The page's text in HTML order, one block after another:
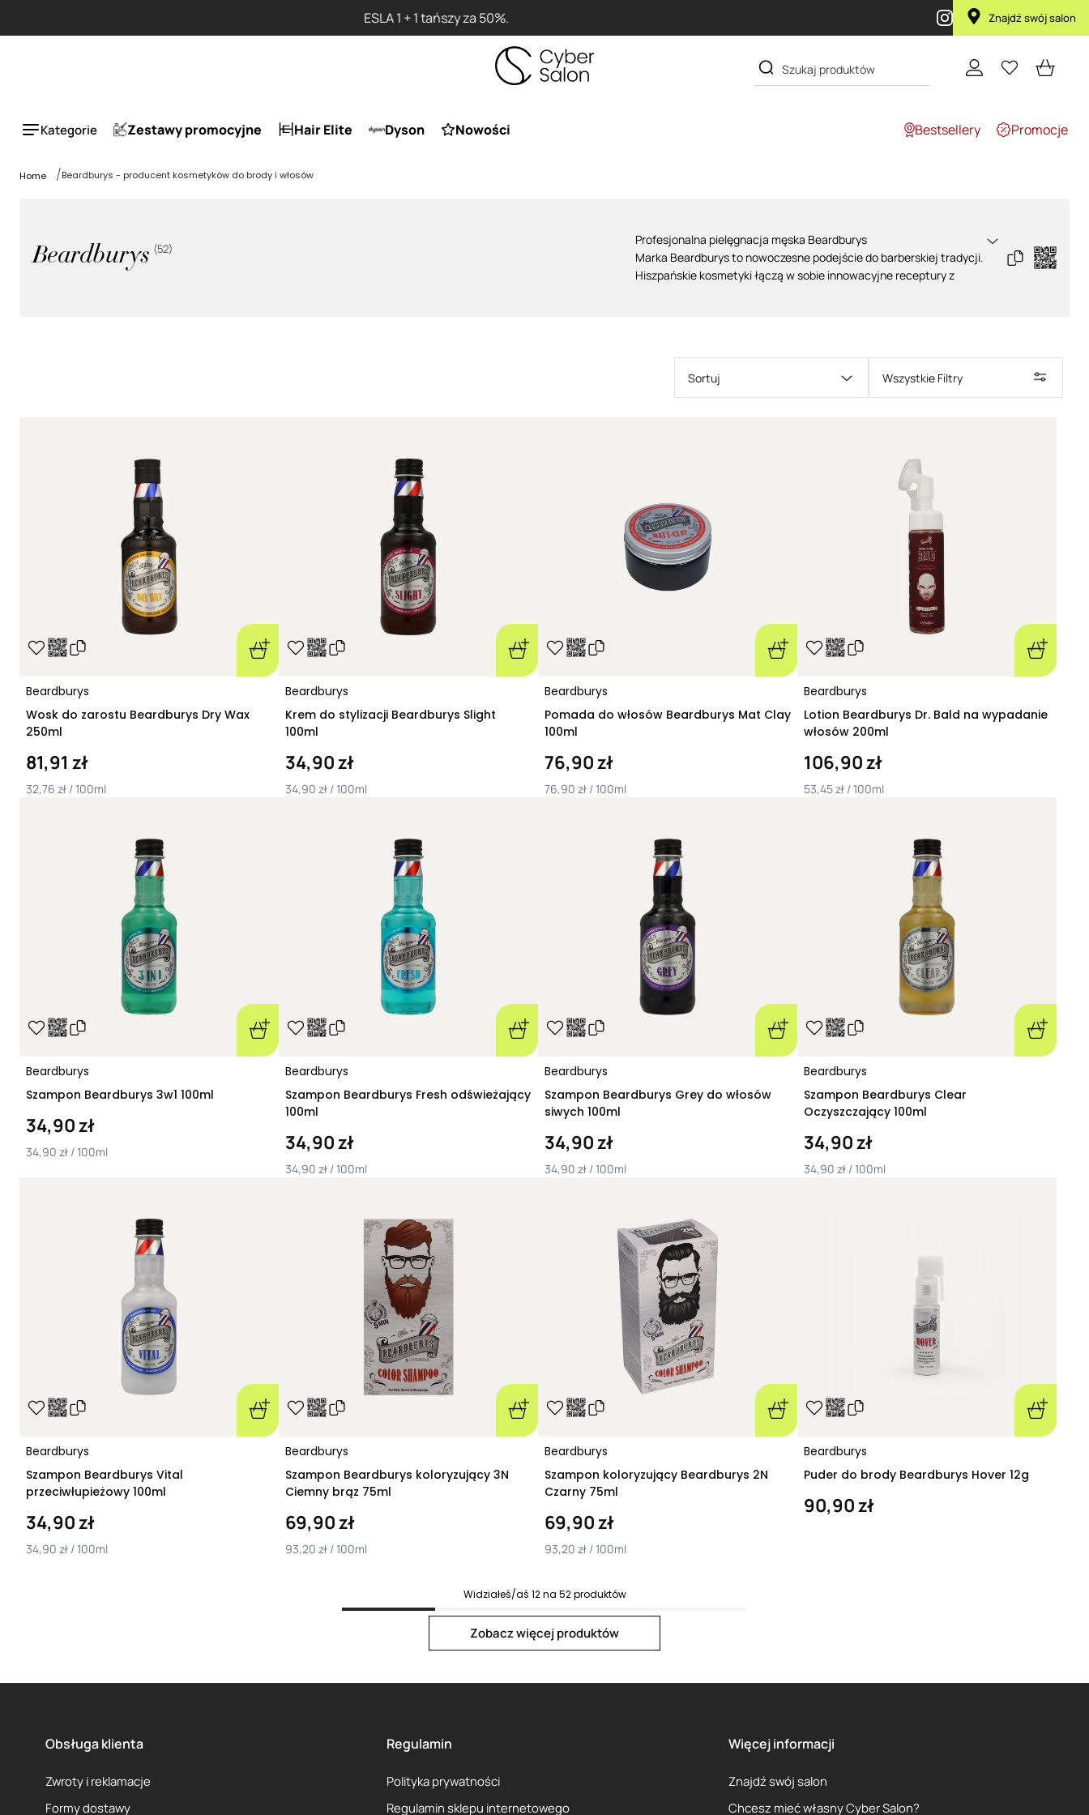
Przy zakupie produktu Artego Maska Lola za 1 żł Znajdź swój salon
Kategorie Zestawy promocyjne Hair Elite Dyson Nowości Bestsellery Promocje
Home Beardburys - producent kosmetyków do brody i włosów
Beardburys (52)
Profesjonalna pielęgnacja męska Beardburys
Marka Beardburysto nowoczesne podejście do barberskiej tradycji.
Hiszpańskie kosmetyki łączą w sobie innowacyjne receptury z
Odżywki Beardburys
– intensywne nawilżenie i łatwa stylizacja
męskich fryzur.
Sortuj Wszystkie Filtry
Beardburys
Wosk do zarostu Beardburys Dry Wax
250ml
81,91 zł
32,76 zł / 100ml
Beardburys
Krem do stylizacji Beardburys Slight
100ml
34,90 zł
34,90 zł / 100ml
Beardburys
Pomada do włosów Beardburys Mat Clay
100ml
76,90 zł
76,90 zł / 100ml
Beardburys
Lotion Beardburys Dr. Bald na wypadanie
włosów 200ml
106,90 zł
53,45 zł / 100ml
Beardburys
Szampon Beardburys 3w1 100ml
34,90 zł
34,90 zł / 100ml
Beardburys
Szampon Beardburys Fresh odświeżający
100ml
34,90 zł
34,90 zł / 100ml
Beardburys
Szampon Beardburys Grey do włosów
siwych 100ml
34,90 zł
34,90 zł / 100ml
Beardburys
Szampon Beardburys Clear
Oczyszczający 100ml
34,90 zł
34,90 zł / 100ml
Beardburys
Szampon Beardburys Vital
przeciwłupieżowy 100ml
34,90 zł
34,90 zł / 100ml
Beardburys
Szampon Beardburys koloryzujący 3N
Ciemny brąz 75ml
69,90 zł
93,20 zł / 100ml
Beardburys
Szampon koloryzujący Beardburys 2N
Czarny 75ml
69,90 zł
93,20 zł / 100ml
Beardburys
Puder do brody Beardburys Hover 12g
90,90 zł
Widziałeś/aś 12na 52produktów
Zobacz więcej produktów
Next page
Obsługa klienta
Zwroty i reklamacje
Formy dostawy
Regulamin
Polityka prywatności
Regulamin sklepu internetowego
Więcej informacji
Znajdź swój salon
Chcesz mieć własny Cyber Salon?